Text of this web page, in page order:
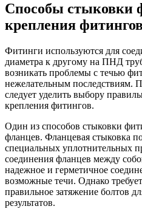
Способы стыковки
крепления
Фитинги используются для
диаметра к другому на ПНД
возникать проблемы с течью
нежелательным последствиям.
следует уделить выбору
крепления фитингов.
Один из способов стыковки
фланцев. Фланцевая стыковка
специальных уплотнительных
соединения фланцев между
надежное и герметичное
возможные течи. Однако
правильное затяжение болтов
результатов.